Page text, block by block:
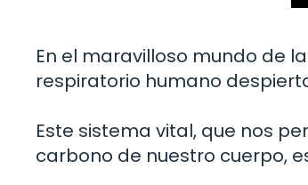
En el maravilloso mundo de
respiratorio humano
Este sistema vital, que nos
carbono de nuestro cuerpo,